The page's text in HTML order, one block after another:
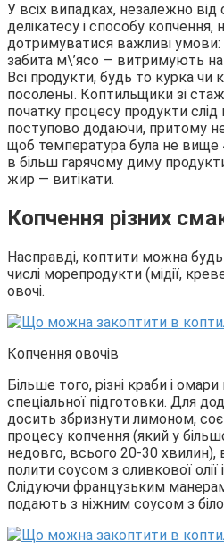
У всіх випадках, незалежно від
делікатесу і способу копчення,
дотримуватися важливі умови:
забита м\’ясо — витримують на
Всі продукти, будь то курка чи
посолены. Коптильщики зі
початку процесу продукти
поступово додаючи, притому
щоб температура була не вище
в більш гарячому диму
жир — витікати.
Копчення різних
Насправді, коптити можна
числі морепродукти (мідії,
овочі.
Копчення овочів
Більше того, різні краби і
спеціальної підготовки. Для
досить збризнути лимоном,
процесу копчення (який у
недовго, всього 20-30
полити соусом з оливкової олії
Слідуючи французьким
подають з ніжним соусом з